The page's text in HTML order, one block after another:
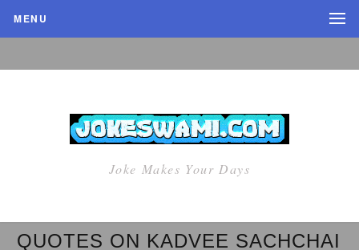
MENU
Joke Makes Your Days
QUOTES ON KADVEE SACHCHAI